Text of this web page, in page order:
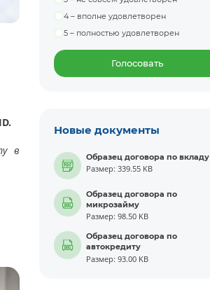
в
4 – вполне удовлетворен
5 – полностью удовлетворен
Голосовать
Новые документы
Образец договора по вкладу
Размер: 339.55 KB
Образец договора по
микрозайму
Размер: 98.50 KB
Образец договора по
автокредиту
Размер: 93.00 KB